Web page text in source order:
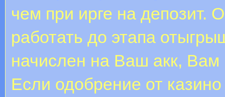
чем при ирге на депозит.
работать до этапа
начислен на Ваш акк, Вам
Если одобрение от